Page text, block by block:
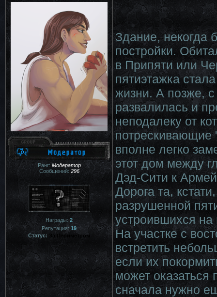
Ранг: Модератор
Сообщений:296
Награды:2
Репутация:19
Статус: За Периметром
Здание,
постройки.
в Припяти или
пятиэтажка
жизни. А позже,
развалилась и
неподалеку от
потрескивающие
вполне легко
этот дом между
Дэд-Сити к
Дорога та,
разрушенной
устроившихся
На участке с
встретить
если их
может
сначала нужно